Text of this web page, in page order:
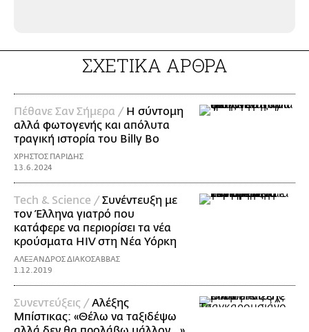
ΣΧΕΤΙΚΑ ΑΡΘΡΑ
Πέθανε Σαν Σήμερα / Η σύντομη
αλλά φωτογενής και απόλυτα
τραγική ιστορία του Billy Bo
ΧΡΗΣΤΟΣ ΠΑΡΙΔΗΣ
13.6.2024
Τech & Science /Συνέντευξη με
τον Έλληνα γιατρό που
κατάφερε να περιορίσει τα νέα
κρούσματα HIV στη Νέα Υόρκη
ΑΛΕΞΑΝΔΡΟΣ ΔΙΑΚΟΣΑΒΒΑΣ
1.12.2019
Συνεντεύξεις /Αλέξης
Μπίστικας: «Θέλω να ταξιδέψω